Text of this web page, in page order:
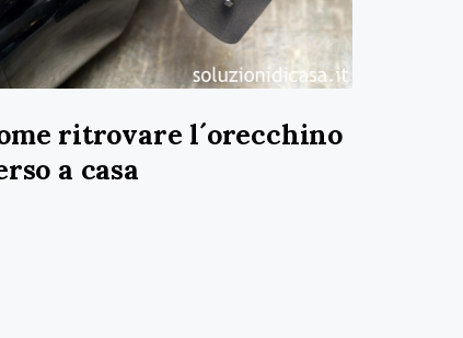
ritrovare l´orecchino
a casa